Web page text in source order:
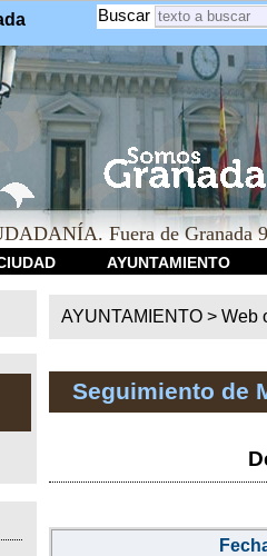
Buscar
Fuera de Granada
AYUNTAMIENTO
AYUNTAMIENTO > Web
Seguimiento de